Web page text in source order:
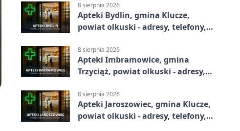
8 sierpnia 2026
Apteki Bydlin, gmina Klucze,
powiat olkuski - adresy, telefony,
8 sierpnia 2026
Apteki Imbramowice, gmina
Trzyciąż, powiat olkuski - adresy,
8 sierpnia 2026
Apteki Jaroszowiec, gmina Klucze,
powiat olkuski - adresy, telefony,